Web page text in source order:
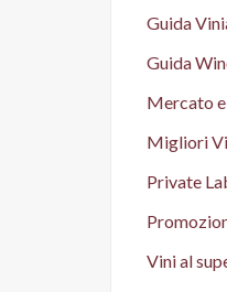
Guida
Guida
Mercato
Migliori
Private
Vini al